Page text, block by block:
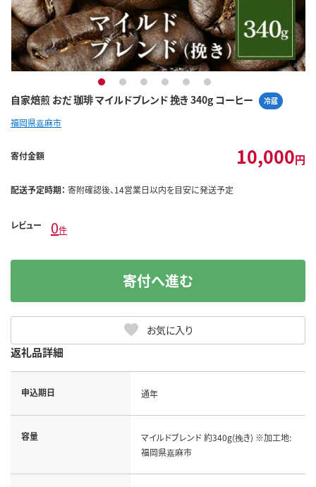
自家焙煎 おだ 珈琲 マイルドブレンド 挽き 340g コーヒー 冷蔵
1 2 3 4 5 6
福岡県嘉麻市
寄付金額 10,000円
配送予定時期： 寄附確認後、14営業日以内を目安に発送予定
レビュー 0件
お気に入り
寄付へ進む
返礼品詳細
申込期日 通年
容量
マイルドブレンド 約340g(挽き) ※加工地:
福岡県嘉麻市